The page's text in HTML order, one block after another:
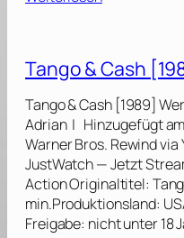
I
0
0
1
]
e
r
w
o
r
d
[
1
Tango & Cash
Tango & Cash [1989]
Adrian | Hinzugefügt
Warner Bros. Rewind
JustWatch — Jetzt
Action Originaltitel:
min.Produktionsland:
Freigabe: nicht unter 18